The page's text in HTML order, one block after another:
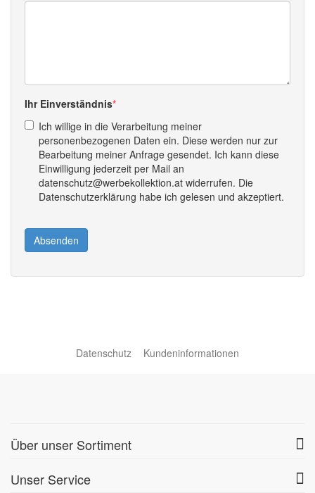
Ihr Einverständnis
Ich willige in die Verarbeitung meiner
personenbezogenen Daten ein. Diese werden nur zur
Bearbeitung meiner Anfrage gesendet. Ich kann diese
Einwilligung jederzeit per Mail an
datenschutz@werbekollektion.at widerrufen. Die
Datenschutzerklärung habe ich gelesen und akzeptiert.
Absenden
Datenschutz Kundeninformationen
Über unser Sortiment
Unser Service